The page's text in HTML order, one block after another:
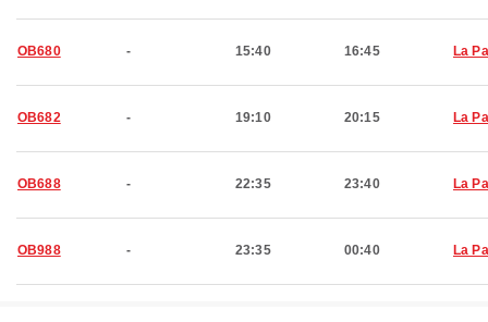
OB680 - 15:40 16:45 La
OB682 - 19:10 20:15 La
OB688 - 22:35 23:40 La
OB988 - 23:35 00:40 La